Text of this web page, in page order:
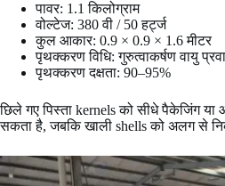
पावर: 1.1 किलोग्राम
वोल्टेज: 380 वी / 50 हर्ट्ज
कुल आकार: 0.9 × 0.9 × 1.6 मीटर
पृथक्करण विधि: गुरुत्वाकर्षण वायु
पृथक्करण दक्षता: 90–95%
छिले गए पिस्ता kernels को सीधे पैकेजिंग
सकता है, जबकि खाली shells को अलग से